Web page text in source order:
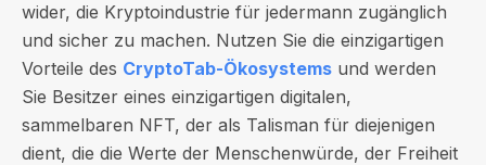
wider, die Kryptoindustrie für jedermann zugänglich
und sicher zu machen. Nutzen Sie die einzigartigen
Vorteile des CryptoTab-Ökosystems und werden
Sie Besitzer eines einzigartigen digitalen,
sammelbaren NFT, der als Talisman für diejenigen
dient, die die Werte der Menschenwürde, der Freiheit